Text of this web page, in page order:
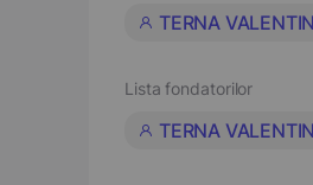
TERNA VALENTIN
Lista fondatorilor
TERNA VALENTIN